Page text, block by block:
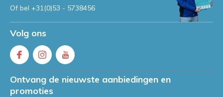
Of bel +31(0)53 - 5738456
Volg ons
Ontvang de nieuwste aanbiedingen en
promoties